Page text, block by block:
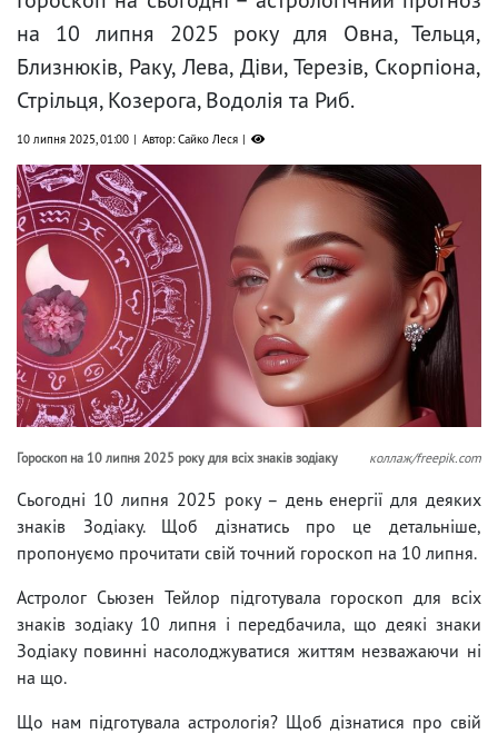
на 10 липня 2025 року для Овна, Тельця,
Близнюків, Раку, Лева, Діви, Терезів, Скорпіона,
Стрільця, Козерога, Водолія та Риб.
10 липня 2025, 01:00 Автор: Сайко Леся
Гороскоп на 10 липня 2025 року для всіх знаків зодіаку коллаж/freepik.com
Сьогодні 10 липня 2025 року – день енергії для деяких
знаків Зодіаку. Щоб дізнатись про це детальніше,
пропонуємо прочитати свій точний гороскоп на 10 липня.
Астролог Сьюзен Тейлор підготувала гороскоп для всіх
знаків зодіаку 10 липня і передбачила, що деякі знаки
Зодіаку повинні насолоджуватися життям незважаючи ні
на що.
Що нам підготувала астрологія? Щоб дізнатися про свій